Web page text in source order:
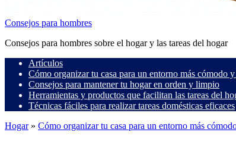
Consejos para hombres
Consejos para hombres sobre el hogar y las tareas del hogar
Artículos
Cómo organizar tu casa para un entorno más cómodo
Consejos para mantener tu hogar en orden y limpio
Herramientas y productos que facilitan las tareas del
Técnicas fáciles para realizar tareas domésticas eficaces
Hogar» Cómo organizar tu casa para un entorno más